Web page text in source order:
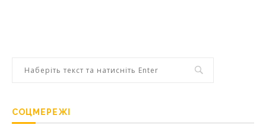
СОЦМЕРЕЖІ